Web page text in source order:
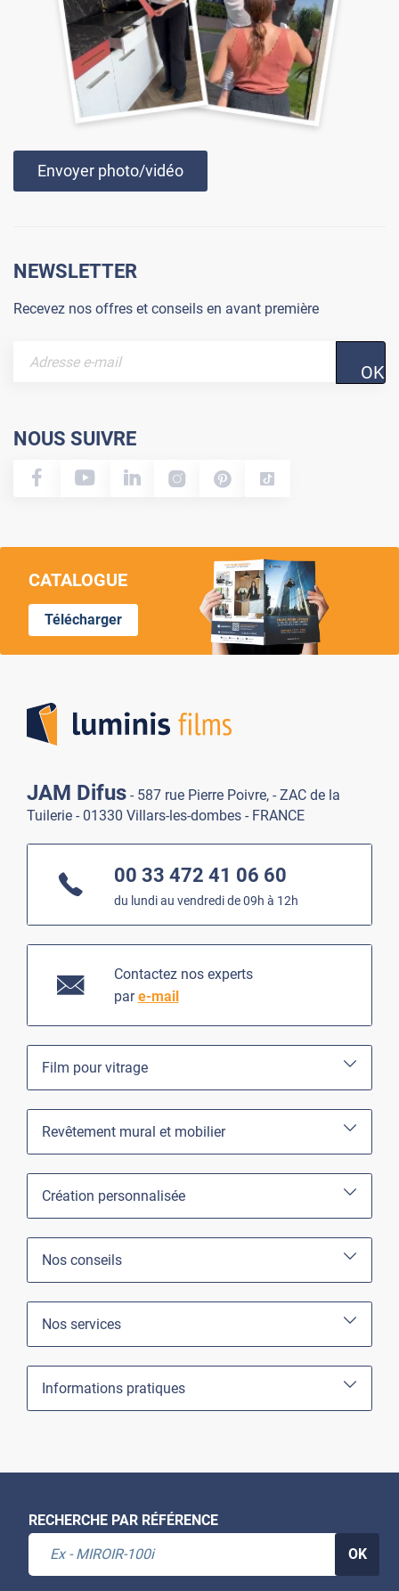
Envoyer photo/vidéo
NEWSLETTER
Recevez nos offres et conseils en avant première
OK
NOUS SUIVRE
CATALOGUE
Télécharger
JAM Difus - 587 rue Pierre Poivre, - ZAC de la
Tuilerie - 01330 Villars-les-dombes - FRANCE
00 33 472 41 06 60
du lundi au vendredi de 09h à 12h
Contactez nos experts
pare-mail
Film pour vitrage
Revêtement mural et mobilier
Création personnalisée
Nos conseils
Nos services
Informations pratiques
RECHERCHE PAR RÉFÉRENCE
OK